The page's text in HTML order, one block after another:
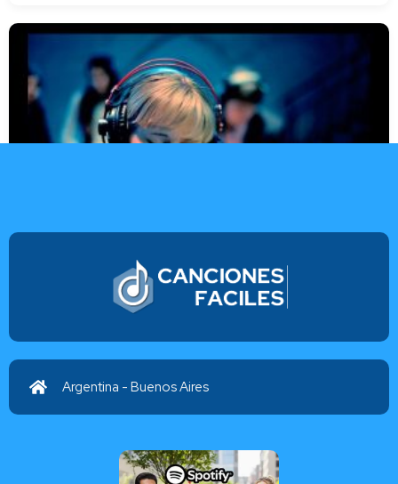
Reina del cielo
Athenas Venica
Argentina - Buenos Aires